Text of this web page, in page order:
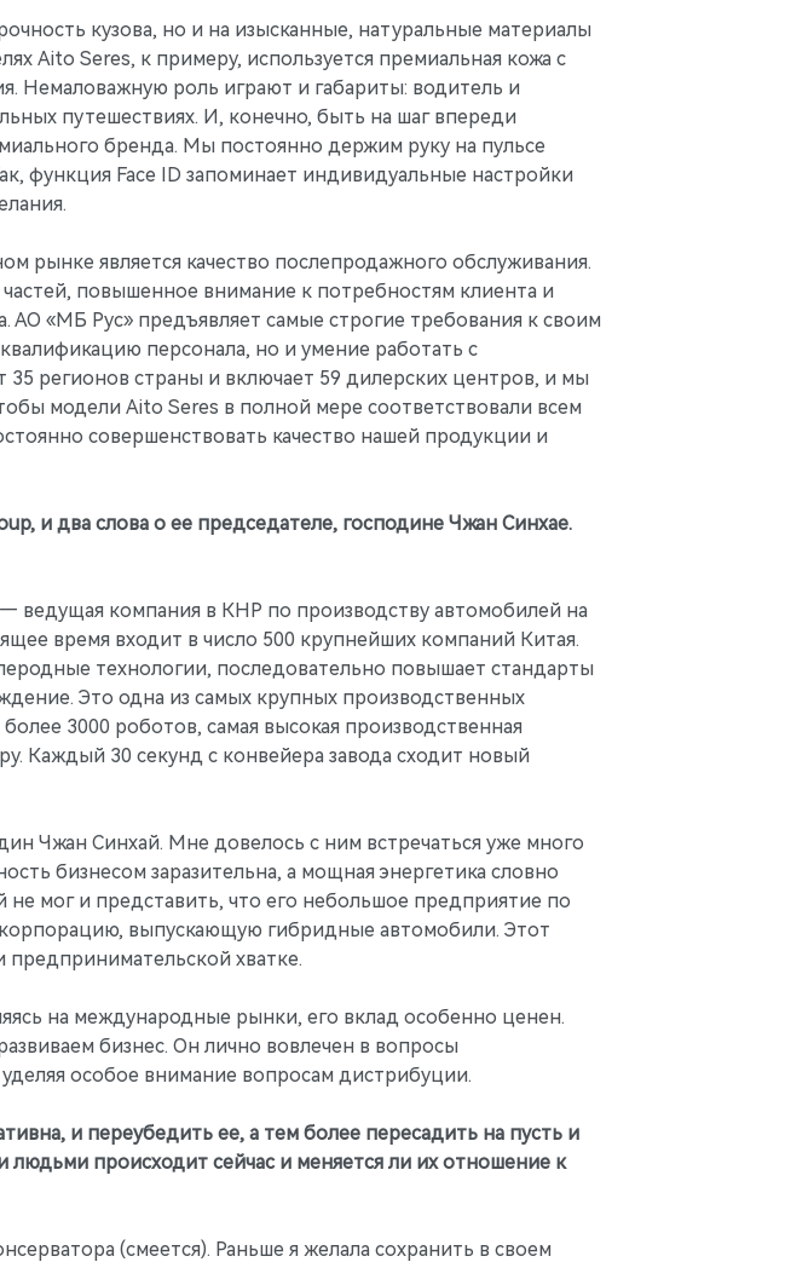
кузова, но и на изысканные, натуральные материалы
Aito Seres, к примеру, используется премиальная кожа с
Немаловажную роль играют и габариты: водитель и
путешествиях. И, конечно, быть на шаг впереди
бренда. Мы постоянно держим руку на пульсе
функция Face ID запоминает индивидуальные настройки
рынке является качество послепродажного обслуживания.
повышенное внимание к потребностям клиента и
«МБ Рус» предъявляет самые строгие требования к своим
персонала, но и умение работать с
регионов страны и включает 59 дилерских центров, и мы
модели Aito Seres в полной мере соответствовали всем
совершенствовать качество нашей продукции и
и два слова о ее председателе, господине Чжан Синхае.
ведущая компания в КНР по производству автомобилей на
время входит в число 500 крупнейших компаний Китая.
технологии, последовательно повышает стандарты
Это одна из самых крупных производственных
3000 роботов, самая высокая производственная
Каждый 30 секунд с конвейера завода сходит новый
Чжан Синхай. Мне довелось с ним встречаться уже много
бизнесом заразительна, а мощная энергетика словно
мог и представить, что его небольшое предприятие по
выпускающую гибридные автомобили. Этот
хватке.
на международные рынки, его вклад особенно ценен.
бизнес. Он лично вовлечен в вопросы
особое внимание вопросам дистрибуции.
и переубедить ее, а тем более пересадить на пусть и
людьми происходит сейчас и меняется ли их отношение к
(смеется). Раньше я желала сохранить в своем